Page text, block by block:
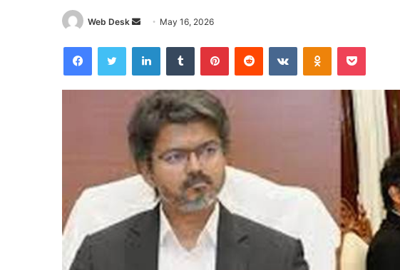
Web Desk
Send
email
May 16, 2026
FacebookTwitter LinkedInTumblr PinterestReddit VKontakteOdnoklassniki
Pocket